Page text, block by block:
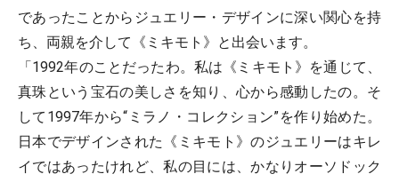
であったことからジュエリー・デザインに深い関心を持
ち、両親を介して《ミキモト》と出会います。
「1992年のことだったわ。私は《ミキモト》を通じて、
真珠という宝石の美しさを知り、心から感動したの。そ
して1997年から“ミラノ・コレクション”を作り始めた。
日本でデザインされた《ミキモト》のジュエリーはキレ
イではあったけれど、私の目には、かなりオーソドック